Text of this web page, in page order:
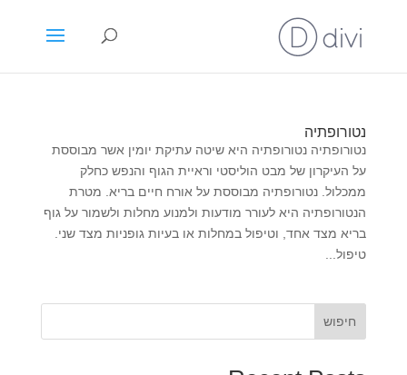
נטורופתיה
נטורופתיה נטורופתיה היא שיטה עתיקת יומין אשר מבוססת
על העיקרון של מבט הוליסטי וראיית הגוף והנפש כחלק
ממכלול. נטורופתיה מבוססת על אורח חיים בריא. מטרת
הנטורופתיה היא לעורר מודעות ולמנוע מחלות ולשמור על גוף
בריא מצד אחד, וטיפול במחלות או בעיות גופניות מצד שני.
טיפול...
חיפוש